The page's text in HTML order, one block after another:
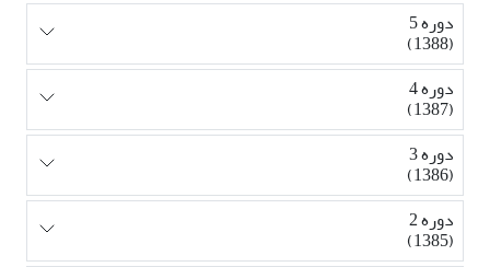
دوره 5
(1388)
دوره 4
(1387)
دوره 3
(1386)
دوره 2
(1385)